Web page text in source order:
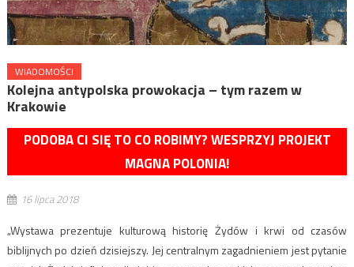
WIADOMOŚCI
Kolejna antypolska prowokacja – tym razem w
Krakowie
PODOBA CI SIĘ TO CO ROBIMY? WESPRZYJ PROJEKT
MAGNA POLONIA!
16 lipca 2018
„Wystawa prezentuje kulturową historię Żydów i krwi od czasów
biblijnych po dzień dzisiejszy. Jej centralnym zagadnieniem jest pytanie